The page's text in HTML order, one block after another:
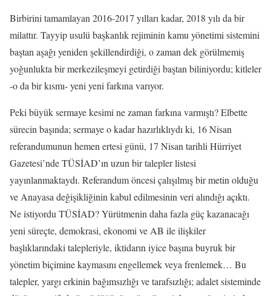
Birbirini tamamlayan 2016-2017 yılları kadar, 2018 yılı da bir
milattır. Tayyip usulü başkanlık rejiminin kamu yönetimi sistemini
baştan aşağı yeniden şekillendirdiği, o zaman dek görülmemiş
yoğunlukta bir merkezileşmeyi getirdiği baştan biliniyordu; kitleler
-o da bir kısmı- yeni yeni farkına varıyor.
Peki büyük sermaye kesimi ne zaman farkına varmıştı? Elbette
sürecin başında; sermaye o kadar hazırlıklıydı ki, 16 Nisan
referandumunun hemen ertesi günü, 17 Nisan tarihli Hürriyet
Gazetesi’nde TÜSİAD’ın uzun bir talepler listesi
yayınlanmaktaydı. Referandum öncesi çalışılmış bir metin olduğu
ve Anayasa değişikliğinin kabul edilmesinin veri alındığı açıktı.
Ne istiyordu TÜSİAD? Yürütmenin daha fazla güç kazanacağı
yeni süreçte, demokrasi, ekonomi ve AB ile ilişkiler
başlıklarındaki talepleriyle, iktidarın iyice başına buyruk bir
yönetim biçimine kaymasını engellemek veya frenlemek… Bu
talepler, yargı erkinin bağımsızlığı ve tarafsızlığı; adalet sisteminde